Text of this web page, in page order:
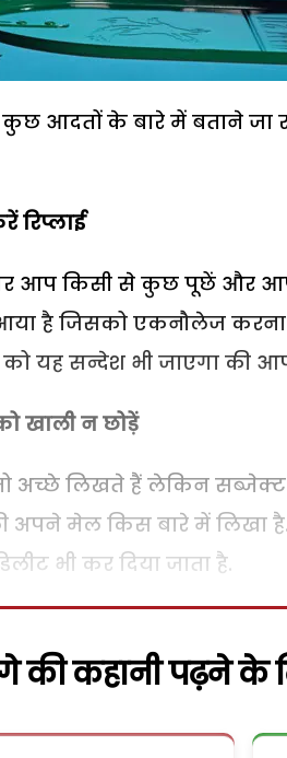
आदतों के बारे में बताने जा
रिप्लाई
किसी से कुछ पूछें और
है जिसको एकनौलेज करना
यह सन्देश भी जाएगा की
खाली न छोड़ें
अच्छे लिखते हैं लेकिन सब्जेक्ट
अपने मेल किस बारे में लिखा
भी कर दिया जाता है.
की कहानी पढ़ने के